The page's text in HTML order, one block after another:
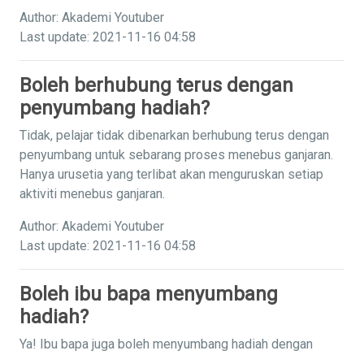
Author: Akademi Youtuber
Last update: 2021-11-16 04:58
Boleh berhubung terus dengan
penyumbang hadiah?
Tidak, pelajar tidak dibenarkan berhubung terus dengan
penyumbang untuk sebarang proses menebus ganjaran.
Hanya urusetia yang terlibat akan menguruskan setiap
aktiviti menebus ganjaran.
Author: Akademi Youtuber
Last update: 2021-11-16 04:58
Boleh ibu bapa menyumbang
hadiah?
Ya! Ibu bapa juga boleh menyumbang hadiah dengan